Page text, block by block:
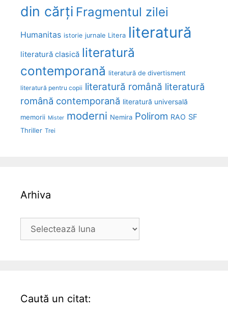
din cărți Fragmentul zilei
Humanitas istorie jurnale Litera literatură
literatură clasică literatură
contemporană literatură de divertisment
literatură pentru copii literatură română literatură
română contemporană literatură universală
memorii Mister moderni Nemira Polirom RAO SF
Thriller Trei
Arhiva
Arhiva
Caută un citat: